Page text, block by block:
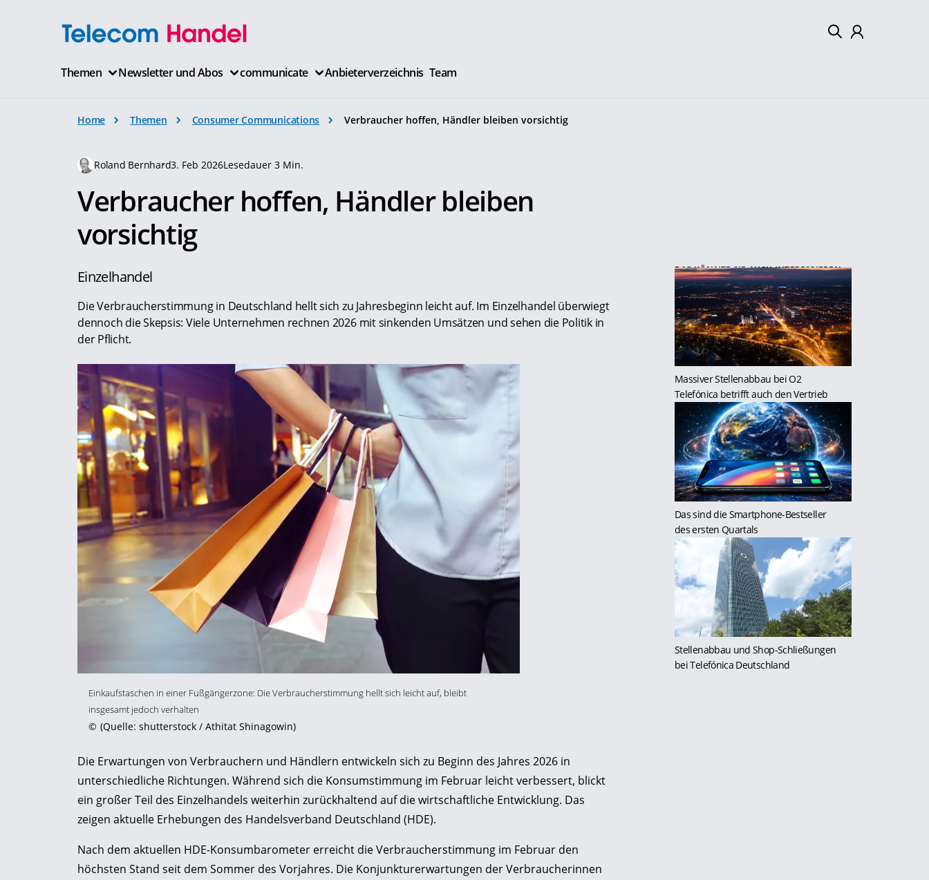
Themen Newsletter und Abos communicate Anbieterverzeichnis Team
Home Themen Consumer Communications Verbraucher hoffen, Händler bleiben vorsichtig
Roland Bernhard3. Feb 2026Lesedauer 3 Min.
Verbraucher hoffen, Händler bleiben
vorsichtig
Einzelhandel
Die Verbraucherstimmung in Deutschland hellt sich zu Jahresbeginn leicht auf. Im Einzelhandel überwiegt
dennoch die Skepsis: Viele Unternehmen rechnen 2026 mit sinkenden Umsätzen und sehen die Politik in
der Pflicht.
Einkaufstaschen in einer Fußgängerzone: Die Verbraucherstimmung hellt sich leicht auf, bleibt
insgesamt jedoch verhalten
© (Quelle: shutterstock / Athitat Shinagowin)
Die Erwartungen von Verbrauchern und Händlern entwickeln sich zu Beginn des Jahres 2026 in
unterschiedliche Richtungen. Während sich die Konsumstimmung im Februar leicht verbessert, blickt
ein großer Teil des Einzelhandels weiterhin zurückhaltend auf die wirtschaftliche Entwicklung. Das
zeigen aktuelle Erhebungen des Handelsverband Deutschland (HDE).
Nach dem aktuellen HDE-Konsumbarometer erreicht die Verbraucherstimmung im Februar den
höchsten Stand seit dem Sommer des Vorjahres. Die Konjunkturerwartungen der Verbraucherinnen
DAS KÖNNTE SIE AUCH INTERESSIEREN:
Massiver Stellenabbau bei O2
Telefónica betrifft auch den Vertrieb
Das sind die Smartphone-Bestseller
des ersten Quartals
Stellenabbau und Shop-Schließungen
bei Telefónica Deutschland